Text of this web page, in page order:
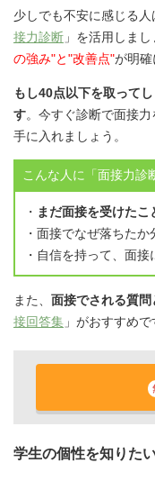
少しでも不安に感じる
接力診断 」を活用しま
の強み"と"改善点"が明確
もし40点以下を取って
す。今すぐ診断で面接
手に入れましょう。
こんな人に「面接力診
・ まだ面接を受けたこ
・面接でなぜ落ちたか
・自信を持って、面接
また、 面接でされる質
接回答集 」がおすすめで
学生の個性を知りた